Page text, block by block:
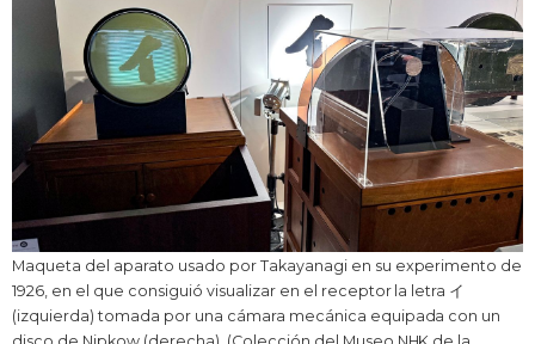
Maqueta del aparato usado por Takayanagi en su experimento de
1926, en el que consiguió visualizar en el receptor la letra イ
(izquierda) tomada por una cámara mecánica equipada con un